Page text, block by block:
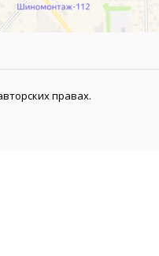
правах.